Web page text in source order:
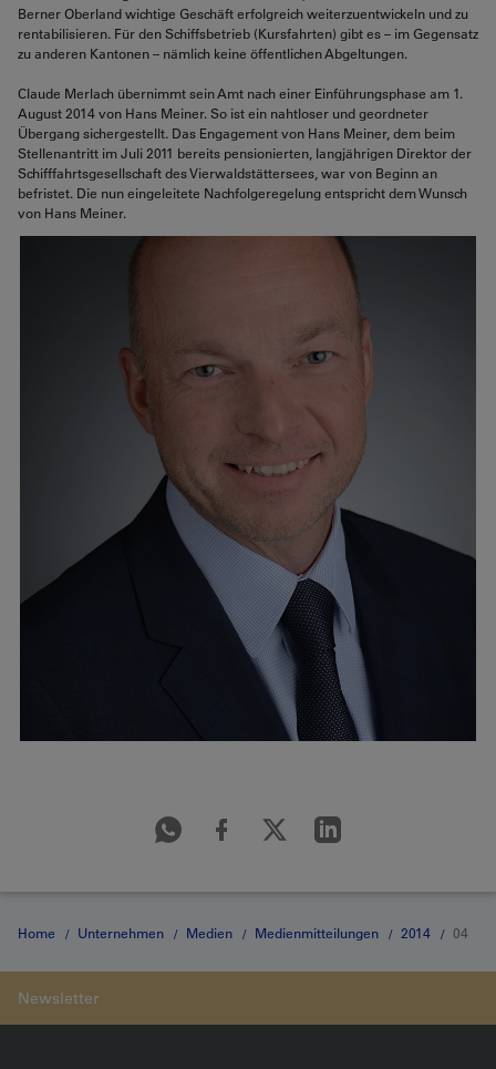
Berner Oberland wichtige Geschäft erfolgreich weiterzuentwickeln und zu
rentabilisieren. Für den Schiffsbetrieb (Kursfahrten) gibt es – im Gegensatz
zu anderen Kantonen – nämlich keine öffentlichen Abgeltungen.
Claude Merlach übernimmt sein Amt nach einer Einführungsphase am 1.
August 2014 von Hans Meiner. So ist ein nahtloser und geordneter
Übergang sichergestellt. Das Engagement von Hans Meiner, dem beim
Stellenantritt im Juli 2011 bereits pensionierten, langjährigen Direktor der
Schifffahrtsgesellschaft des Vierwaldstättersees, war von Beginn an
befristet. Die nun eingeleitete Nachfolgeregelung entspricht dem Wunsch
von Hans Meiner.
Home Unternehmen Medien Medienmitteilungen 2014 04